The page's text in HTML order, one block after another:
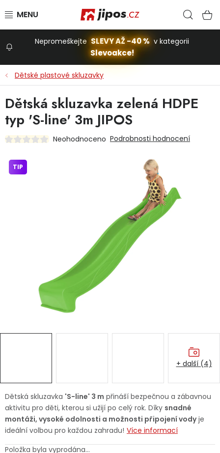
Stavba a dům
Vánoce
Ochranné pomůcky
Značky
Nepromeškejte SLEVY AŽ -40 % v kategorii
Slevoakce!
Dětské plastové skluzavky
Dětská skluzavka 'S-line' 3 m přináší bezpečnou a zábavnou
aktivitu pro děti, kterou si užijí po celý rok. Díky snadné
montáži, vysoké odolnosti a možnosti připojení vodyje
ideální volbou pro každou zahradu! Více informací
Položka byla vyprodána…
Dětská skluzavka zelená HDPE
typ 'S-line' 3m JIPOS
Neohodnoceno Podrobnosti hodnocení
TIP
+ další (4)